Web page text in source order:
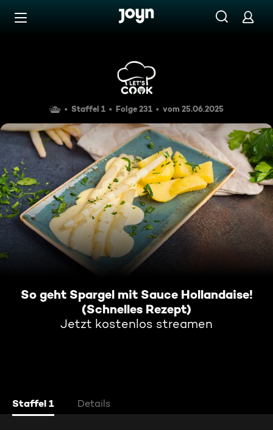
Zum Inhalt springen
So geht Spargel mit Sauce
Staffel 1 Folge 231 vom 25.06.2025
So geht Spargel mit Sauce Hollandaise!
(Schnelles Rezept)
Jetzt kostenlos streamen
Staffel 1 Details